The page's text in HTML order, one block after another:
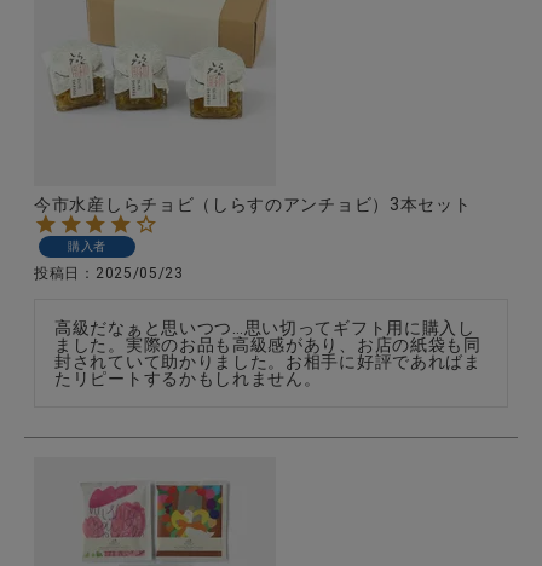
今市水産しらチョビ（しらすのアンチョビ）3本セット
購入者
投稿日 2025/05/23
高級だなぁと思いつつ…思い切ってギフト用に購入し
ました。実際のお品も高級感があり、お店の紙袋も同
封されていて助かりました。お相手に好評であればま
たリピートするかもしれません。